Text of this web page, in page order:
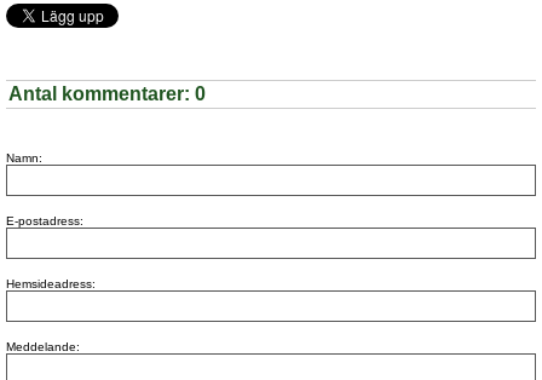
Antal kommentarer: 0
Namn:
E-postadress:
Hemsideadress:
Meddelande: